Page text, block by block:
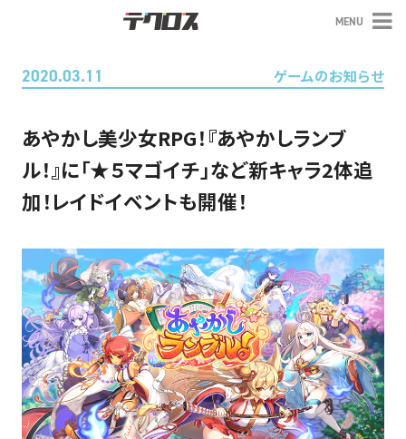
MENU
2020.03.11 ゲームのお知らせ
あやかし美少女RPG！『あやかしランブ
ル！』に「★５マゴイチ」など新キャラ2体追
加！レイドイベントも開催！